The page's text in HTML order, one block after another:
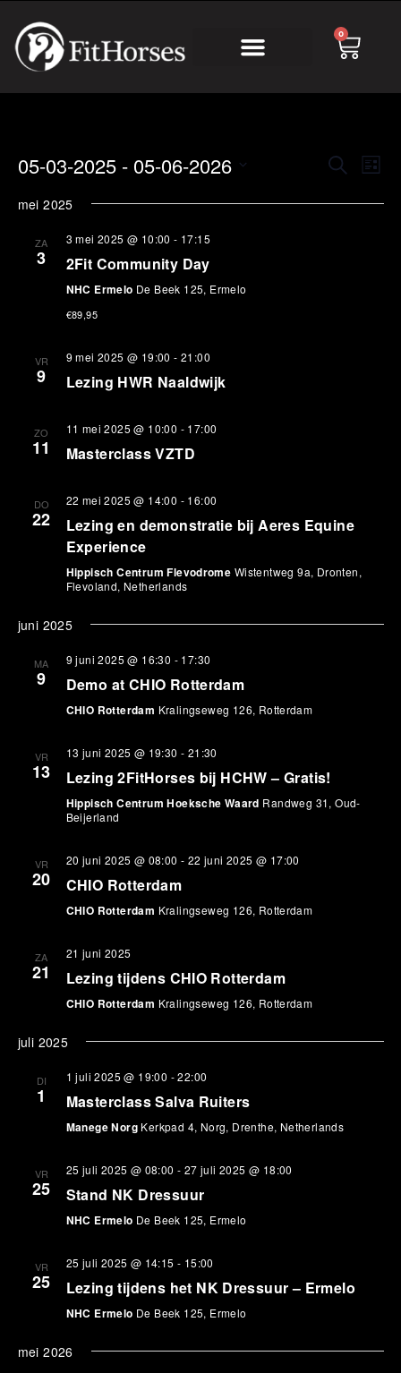
0
en
Zoeken
Lijst
05-03-2025 - 05-06-2026
een
mei 2025
ZA
3
3 mei 2025 @ 10:00 - 17:15
2Fit Community Day
NHC Ermelo De Beek 125, Ermelo
€89,95
VR
9
9 mei 2025 @ 19:00 - 21:00
Lezing HWR Naaldwijk
ZO
11
11 mei 2025 @ 10:00 - 17:00
Masterclass VZTD
DO
22
22 mei 2025 @ 14:00 - 16:00
Lezing en demonstratie bij Aeres Equine
Experience
Hippisch Centrum Flevodrome Wistentweg 9a, Dronten,
Flevoland, Netherlands
juni 2025
MA
9
9 juni 2025 @ 16:30 - 17:30
Demo at CHIO Rotterdam
CHIO Rotterdam Kralingseweg 126, Rotterdam
VR
13
13 juni 2025 @ 19:30 - 21:30
Lezing 2FitHorses bij HCHW – Gratis!
Hippisch Centrum Hoeksche Waard Randweg 31, Oud-
Beijerland
VR
20
20 juni 2025 @ 08:00 - 22 juni 2025 @ 17:00
CHIO Rotterdam
CHIO Rotterdam Kralingseweg 126, Rotterdam
ZA
21
21 juni 2025
Lezing tijdens CHIO Rotterdam
CHIO Rotterdam Kralingseweg 126, Rotterdam
juli 2025
DI
1
1 juli 2025 @ 19:00 -22:00
Masterclass Salva Ruiters
Manege Norg Kerkpad 4, Norg, Drenthe, Netherlands
VR
25
25 juli 2025 @ 08:00 - 27 juli 2025 @ 18:00
Stand NK Dressuur
NHC Ermelo De Beek 125, Ermelo
VR
25
25 juli 2025 @ 14:15 - 15:00
Lezing tijdens het NK Dressuur – Ermelo
NHC Ermelo De Beek 125, Ermelo
mei 2026